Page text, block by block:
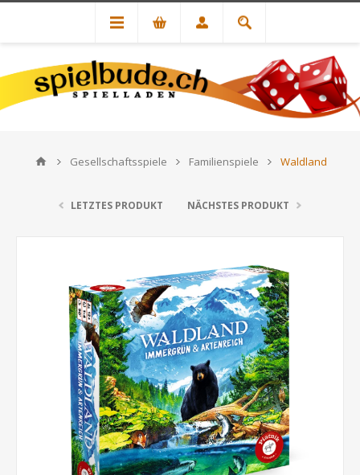
Gesellschaftsspiele Familienspiele Waldland
LETZTES PRODUKT NÄCHSTES PRODUKT